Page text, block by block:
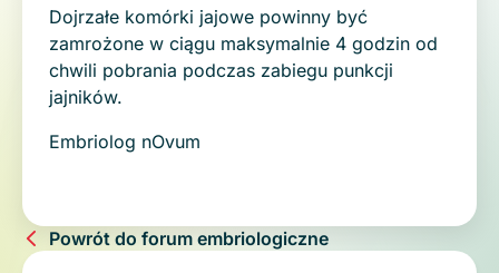
Dojrzałe komórki jajowe powinny być
zamrożone w ciągu maksymalnie 4 godzin od
chwili pobrania podczas zabiegu punkcji
jajników.
Embriolog nOvum
Powrót do forum embriologiczne